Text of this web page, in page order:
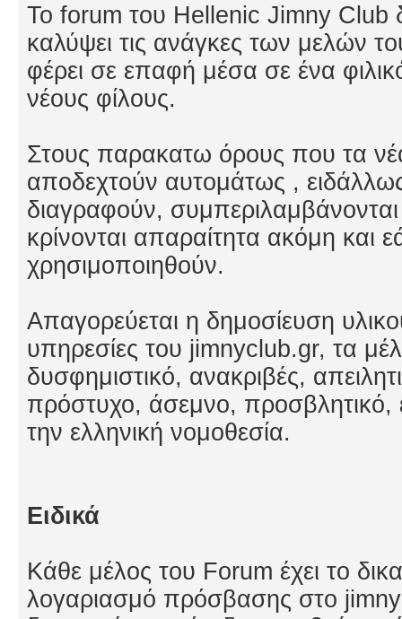
Το forum του Hellenic Jimny Club
καλύψει τις ανάγκες των μελών
φέρει σε επαφή μέσα σε ένα
νέους φίλους.
Στους παρακατω όρους που τα
αποδεχτούν αυτομάτως ,
διαγραφούν,
κρίνονται απαραίτητα ακόμη και
χρησιμοποιηθούν.
Απαγορεύεται η δημοσίευση
υπηρεσίες του jimnyclub.gr, τα
δυσφημιστικό, ανακριβές,
πρόστυχο, άσεμνο, προσβλητικό,
την ελληνική νομοθεσία.
Ειδικά
Κάθε μέλος του Forum έχει το
λογαριασμό πρόσβασης στο